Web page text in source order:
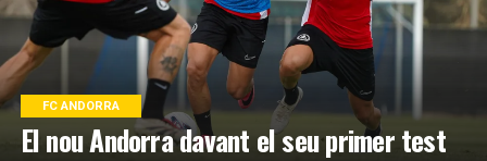
FC ANDORRA
El nou Andorra davant el seu primer test